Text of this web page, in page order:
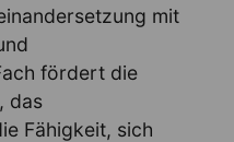
mit
fördert die
das
Fähigkeit, sich